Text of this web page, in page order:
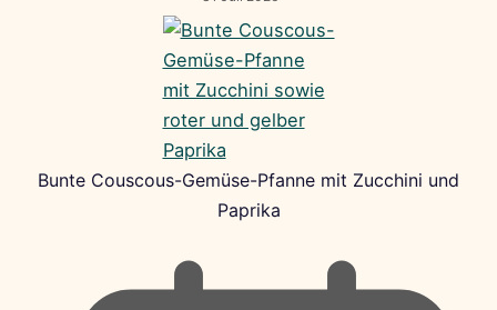
Bunte Couscous-Gemüse-Pfanne mit Zucchini und
Paprika